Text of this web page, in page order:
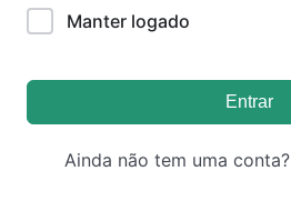
Manter logado
Entrar
Ainda não tem uma conta?